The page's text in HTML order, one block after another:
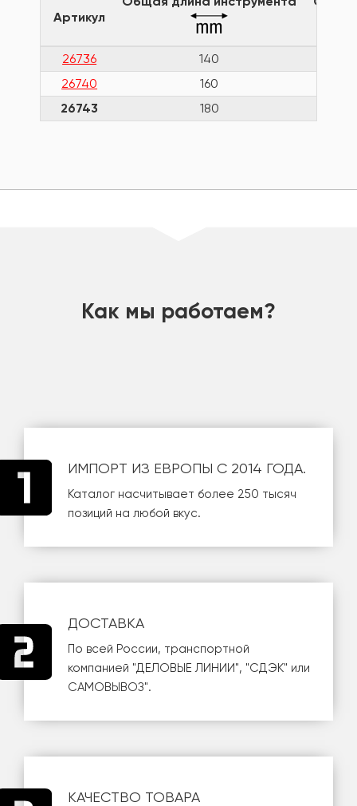
Артикул
26736
140
26740
160
26743
180
Как мы работаем?
ИМПОРТ ИЗ ЕВРОПЫ С 2014 ГОДА.
Каталог насчитывает более 250 тысяч
позиций на любой вкус.
ДОСТАВКА
По всей России, транспортной
компанией "ДЕЛОВЫЕ ЛИНИИ", "СДЭК" или
САМОВЫВОЗ".
КАЧЕСТВО ТОВАРА